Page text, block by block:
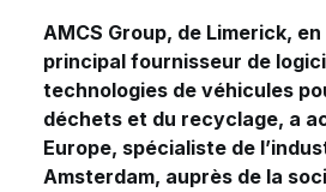
AMCS Group, de Limerick,
principal fournisseur de
technologies de véhicules
déchets et du recyclage, a
Europe, spécialiste de
Amsterdam, auprès de la